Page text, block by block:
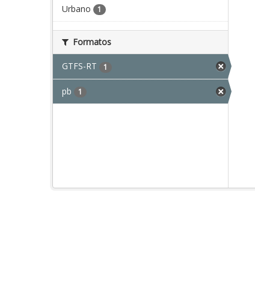
Urbano 1
Formatos
GTFS-RT 1
pb 1